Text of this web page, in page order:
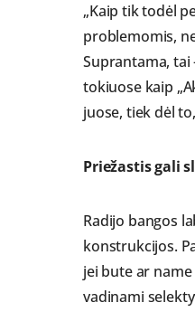
„Kaip tik todėl
problemomis,
Suprantama, tai
tokiuose kaip
juose, tiek dėl
Priežastis gali
Radijo bangos
konstrukcijos.
jei bute ar
vadinami